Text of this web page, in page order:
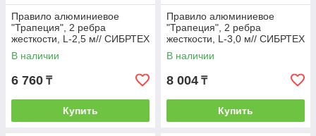
Правило алюминиевое
"Трапеция", 2 ребра
жесткости, L-2,5 м// СИБРТЕХ
/Россия
В наличии
6 760 ₸
Купить
Правило алюминиевое
"Трапеция", 2 ребра
жесткости, L-3,0 м// СИБРТЕХ
/Россия
В наличии
8 004 ₸
Купить